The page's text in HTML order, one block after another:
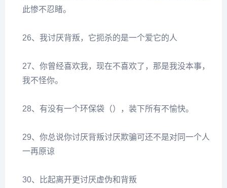
此惨不忍睹。
26、我讨厌背叛，它扼杀的是一个爱它的人
27、你曾经喜欢我，现在不喜欢了，那是我没本事，
我不怪你。
28、有没有一个环保袋（），装下所有不愉快。
29、你总说你讨厌背叛讨厌欺骗可还不是对同一个人
一再原谅
30、比起离开更讨厌虚伪和背叛